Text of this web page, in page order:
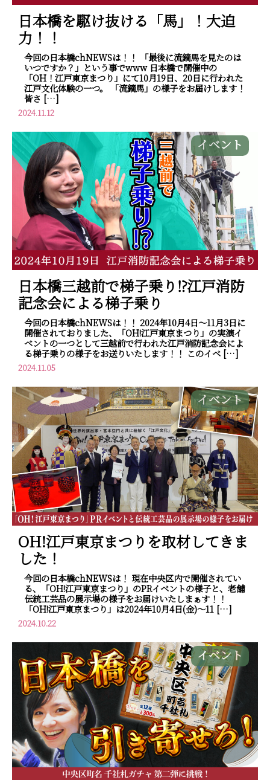
日本橋を駆け抜ける「馬」！大迫
力！！
今回の日本橋chNEWSは！！ 「最後に流鏑馬を見たのは
いつですか？」という事でwww 日本橋で開催中の
「OH！江戸東京まつり」にて10月19日、20日に行われた
江戸文化体験の一つ。 「流鏑馬」の様子をお届けします！
皆さ […]
2024.11.12
イベント
日本橋三越前で梯子乗り⁉江戸消防
記念会による梯子乗り
今回の日本橋chNEWSは！！ 2024年10月4日～11月3日に
開催されておりました、「OH!江戸東京まつり」の実演イ
ベントの一つとして三越前で行われた江戸消防記念会によ
る梯子乗りの様子をお送りいたします！！ このイベ […]
2024.11.05
イベント
OH!江戸東京まつりを取材してきま
した！
今回の日本橋chNEWSは！ 現在中央区内で開催されてい
る、「OH!江戸東京まつり」のPRイベントの様子と、老舗
伝統工芸品の展示場の様子をお届けいたしまぁす！！
「OH!江戸東京まつり」は2024年10月4日(金)～11 […]
2024.10.22
イベント